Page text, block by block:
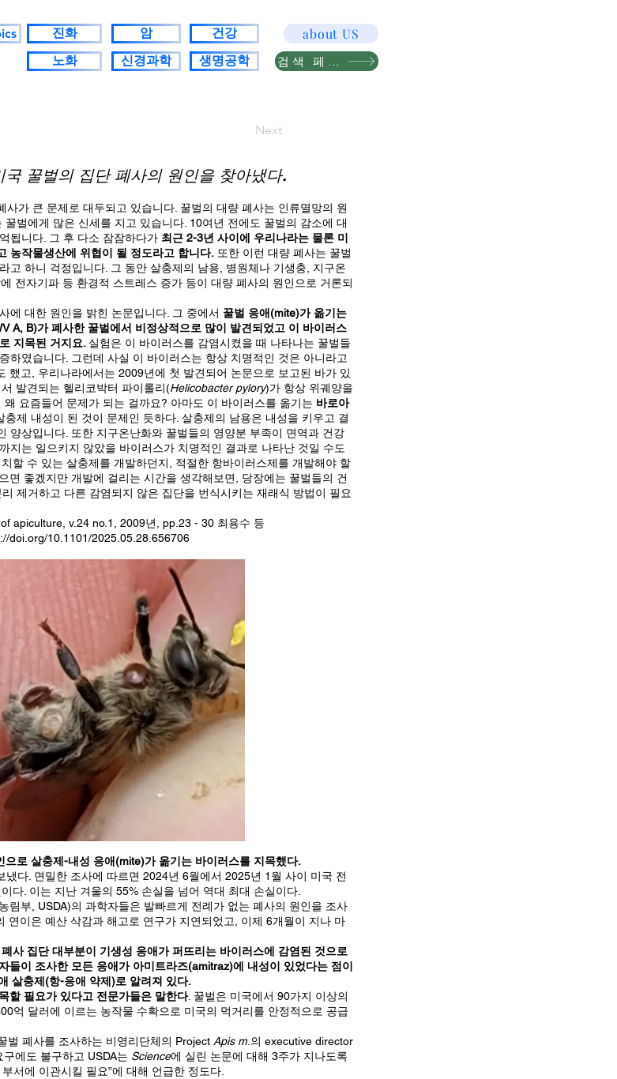
진화
노화
암
건강
신경과학
생명공학
about US
검색 페이지
Next
꿀벌의 집단 폐사의 원인을 찾아냈다.
사가 큰 문제로 대두되고 있습니다. 꿀벌의 대량 폐사는 인류멸망의 원
벌에게 많은 신세를 지고 있습니다. 10여년 전에도 꿀벌의 감소에 대
됩니다. 그 후 다소 잠잠하다가 최근 2-3년 사이에 우리나라는 물론 미
농작물생산에 위협이 될 정도라고 합니다. 또한 이런 대량 폐사는 꿀벌
고 하니 걱정입니다. 그 동안 살충제의 남용, 병원체나 기생충, 지구온
전자기파 등 환경적 스트레스 증가 등이 대량 폐사의 원인으로 거론되
에 대한 원인을 밝힌 논문입니다. 그 중에서 꿀벌 응애(mite)가 옮기는
A, B)가 폐사한 꿀벌에서 비정상적으로 많이 발견되었고 이 바이러스
지목된 거지요. 실험은 이 바이러스를 감염시켰을 때 나타나는 꿀벌들
하였습니다. 그런데 사실 이 바이러스는 항상 치명적인 것은 아니라고
했고, 우리나라에서는 2009년에 첫 발견되어 논문으로 보고된 바가 있
발견되는 헬리코박터 파이롤리(Helicobacter pylory)가 항상 위궤양을
요즘들어 문제가 되는 걸까요? 아마도 이 바이러스를 옮기는 바로아
충제 내성이 된 것이 문제인 듯하다. 살충제의 남용은 내성을 키우고 결
양상입니다. 또한 지구온난화와 꿀벌들의 영양분 부족이 면역과 건강
지는 일으키지 않았을 바이러스가 치명적인 결과로 나타난 것일 수도
할 수 있는 살충제를 개발하던지, 적절한 항바이러스제를 개발해야 할
면 좋겠지만 개발에 걸리는 시간을 생각해보면, 당장에는 꿀벌들의 건
제거하고 다른 감염되지 않은 집단을 번식시키는 재래식 방법이 필요
apiculture, v.24 no.1, 2009년, pp.23 - 30 최용수 등
doi.org/10.1101/2025.05.28.656706
으로 살충제-내성 응애(mite)가 옮기는 바이러스를 지목했다.
냈다. 면밀한 조사에 따르면 2024년 6월에서 2025년 1월 사이 미국 전
다. 이는 지난 겨울의 55% 손실을 넘어 역대 최대 손실이다.
림부, USDA)의 과학자들은 발빠르게 전례가 없는 폐사의 원인을 조사
연이은 예산 삭감과 해고로 연구가 지연되었고, 이제 6개월이 지나 마
사 집단 대부분이 기생성 응애가 퍼뜨리는 바이러스에 감염된 것으로
들이 조사한 모든 응애가 아미트라즈(amitraz)에 내성이 있었다는 점이
살충제(항-응애 약제)로 알려져 있다.
할 필요가 있다고 전문가들은 말한다. 꿀벌은 미국에서 90가지 이상의
억 달러에 이르는 농작물 수확으로 미국의 먹거리를 안정적으로 공급
벌 폐사를 조사하는 비영리단체의 Project Apis m .의 executive director
에도 불구하고 USDA는 Science에 실린 논문에 대해 3주가 지나도록
서에 이관시킬 필요”에 대해 언급한 정도다.